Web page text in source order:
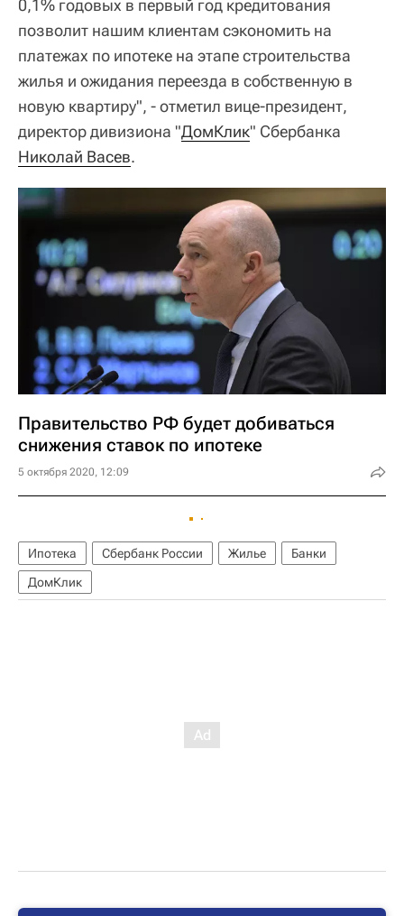
0,1% годовых в первый год кредитования
позволит нашим клиентам сэкономить на
платежах по ипотеке на этапе строительства
жилья и ожидания переезда в собственную в
новую квартиру", - отметил вице-президент,
директор дивизиона "ДомКлик" Сбербанка
Николай Васев.
Правительство РФ будет добиваться
снижения ставок по ипотеке
5 октября 2020, 12:09
Ипотека Сбербанк России Жилье
Банки
ДомКлик